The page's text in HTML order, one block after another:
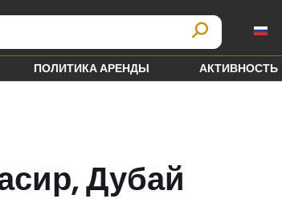
ПОЛИТИКА АРЕНДЫ АКТИВНОСТЬ
Дубай